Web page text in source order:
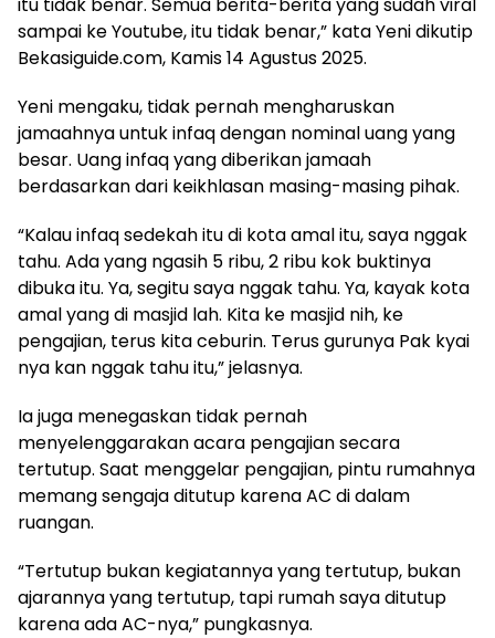
sampai ke Youtube, itu tidak benar,” kata Yeni dikutip
Bekasiguide.com, Kamis 14 Agustus 2025.
Yeni mengaku, tidak pernah mengharuskan
jamaahnya untuk infaq dengan nominal uang yang
besar. Uang infaq yang diberikan jamaah
berdasarkan dari keikhlasan masing-masing pihak.
“Kalau infaq sedekah itu di kota amal itu, saya nggak
tahu. Ada yang ngasih 5 ribu, 2 ribu kok buktinya
dibuka itu. Ya, segitu saya nggak tahu. Ya, kayak kota
amal yang di masjid lah. Kita ke masjid nih, ke
pengajian, terus kita ceburin. Terus gurunya Pak kyai
nya kan nggak tahu itu,” jelasnya.
Ia juga menegaskan tidak pernah
menyelenggarakan acara pengajian secara
tertutup. Saat menggelar pengajian, pintu rumahnya
memang sengaja ditutup karena AC di dalam
ruangan.
“Tertutup bukan kegiatannya yang tertutup, bukan
ajarannya yang tertutup, tapi rumah saya ditutup
karena ada AC-nya,” pungkasnya.